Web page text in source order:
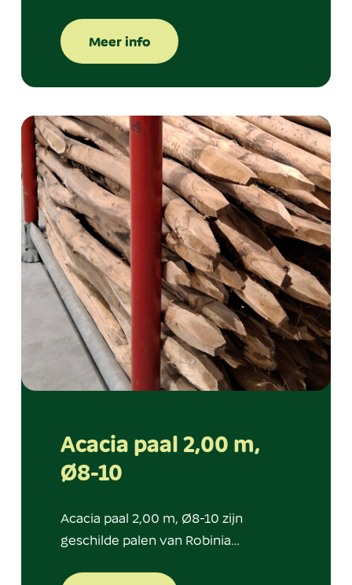
Meer info
Acacia paal 2,00 m,
Ø8-10
Acacia paal 2,00 m, Ø8-10 zijn
geschilde palen van Robinia…